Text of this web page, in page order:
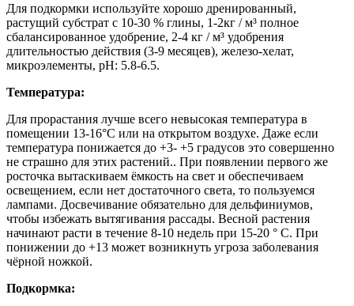
Для подкормки используйте хорошо дренированный,
растущий субстрат с 10-30 % глины, 1-2кг / м³ полное
сбалансированное удобрение, 2-4 кг / м³ удобрения
длительностью действия (3-9 месяцев), железо-хелат,
микроэлементы, pH: 5.8-6.5.
Температура:
Для прорастания лучше всего невысокая температура в
помещении 13-16°C или на открытом воздухе. Даже если
температура понижается до +3- +5 градусов это совершенно
не страшно для этих растений.. При появлении первого же
росточка вытаскиваем ёмкость на свет и обеспечиваем
освещением, если нет достаточного света, то пользуемся
лампами. Досвечивание обязательно для дельфиниумов,
чтобы избежать вытягивания рассады. Весной растения
начинают расти в течение 8-10 недель при 15-20 ° С. При
понижении до +13 может возникнуть угроза заболевания
чёрной ножкой.
Подкормка: